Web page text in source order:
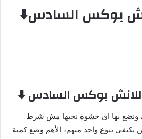
بوكس السادس⬇️
بوكس السادس ⬇️
ونضع بها اي حشوة نحبها مش شرط
نكتفي بنوع واحد منهم، الأهم وضع كمية